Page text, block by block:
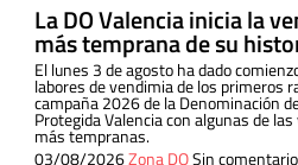
La DO Valencia inicia la
más temprana de su
El lunes 3 de agosto ha dado
labores de vendimia de los primeros
campaña 2026 de la Denominación
Protegida Valencia con algunas de
más tempranas.
03/08/2026Zona DOSin